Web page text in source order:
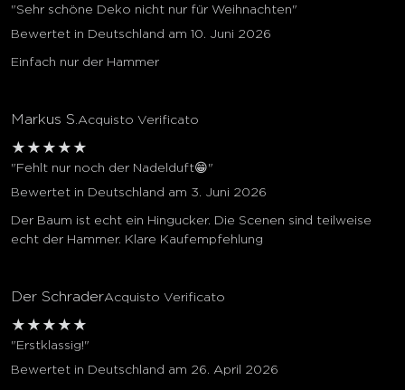
"Sehr schöne Deko nicht nur für Weihnachten"
Bewertet in Deutschland am 10. Juni 2026
Einfach nur der Hammer
Markus S. Acquisto Verificato
★ ★ ★ ★ ★
"Fehlt nur noch der Nadelduft😁"
Bewertet in Deutschland am 3. Juni 2026
Der Baum ist echt ein Hingucker. Die Scenen sind teilweise
echt der Hammer. Klare Kaufempfehlung
Der SchraderAcquisto Verificato
★ ★ ★ ★ ★
"Erstklassig!"
Bewertet in Deutschland am 26. April 2026